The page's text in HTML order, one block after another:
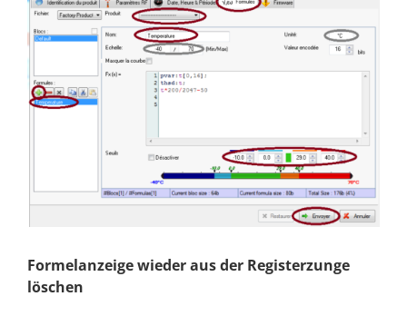
Formelanzeige wieder aus der Registerzunge
löschen